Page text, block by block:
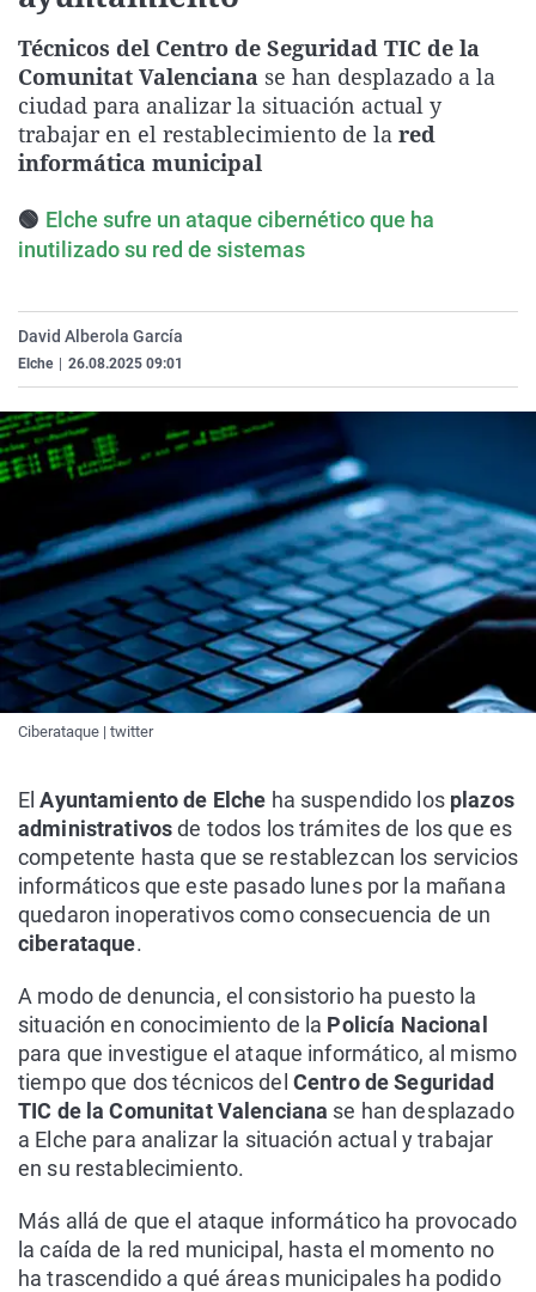
Gente viajera
Como el perro y el
Retornados
Equipo de
Operación Viuda
Galicia
La Rioja
Navarra
Televisión
Elecciones
Técnicos del Centro de Seguridad TIC de la
Comunitat Valenciana se han desplazado a la
ciudad para analizar la situación actual y
trabajar en el restablecimiento de la red
informática municipal
🟢 Elche sufre un ataque cibernético que ha
inutilizado su red de sistemas
David Alberola García
Elche 26.08.2025 09:01
Ciberataque | twitter
ElAyuntamiento de Elche ha suspendido los plazos
administrativosde todos los trámites de los que es
competente hasta que se restablezcan los servicios
informáticos que este pasado lunes por la mañana
quedaron inoperativos como consecuencia de un
ciberataque.
A modo de denuncia, el consistorio ha puesto la
situación en conocimiento de la Policía Nacional
para que investigue el ataque informático, al mismo
tiempo que dos técnicos del Centro de Seguridad
TIC de la Comunitat Valenciana se han desplazado
a Elche para analizar la situación actual y trabajar
en su restablecimiento.
Más allá de que el ataque informático ha provocado
la caída de la red municipal, hasta el momento no
ha trascendido a qué áreas municipales ha podido